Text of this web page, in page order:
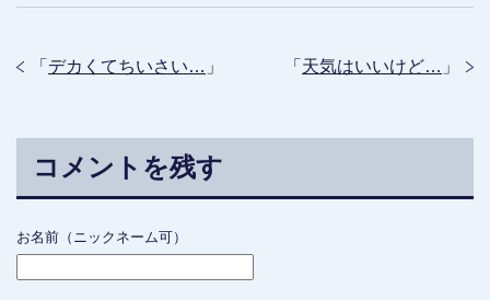
「 天気はいいけど… 」
「 デカくてちいさい… 」
コメントを残す
お名前（ニックネーム可）